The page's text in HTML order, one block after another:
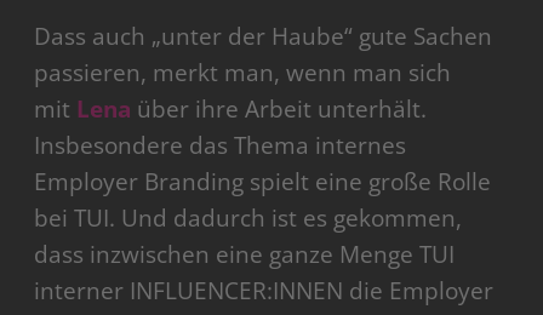
Dass auch „unter der Haube“ gute Sachen
passieren, merkt man, wenn man sich
mit Lena über ihre Arbeit unterhält.
Insbesondere das Thema internes
Employer Branding spielt eine große Rolle
bei TUI. Und dadurch ist es gekommen,
dass inzwischen eine ganze Menge TUI
interner INFLUENCER:INNEN die Employer